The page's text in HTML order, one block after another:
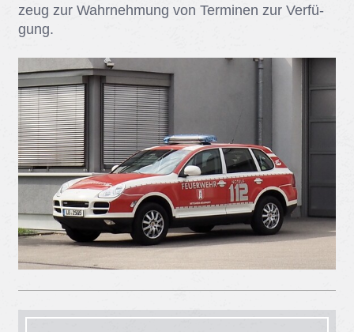
zeug zur Wahr­neh­mung von Ter­mi­nen zur Ver­fü­
gung.